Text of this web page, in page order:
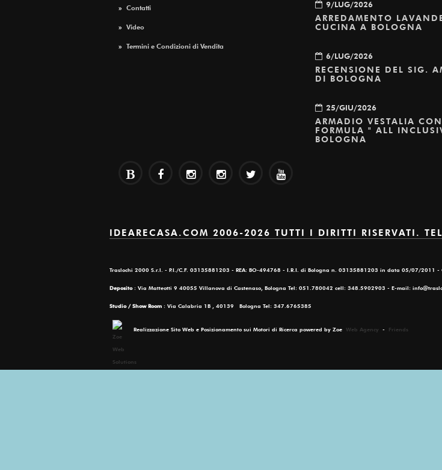
Contatti
Video
» Termini e Condizioni di Vendita
9/LUG/2026
ARREDAMENTO
CUCINA A BOLOGNA
6/LUG/2026
RECENSIONE DEL SIG.
DI BOLOGNA
25/GIU/2026
ARMADIO VESTALIA CON
FORMULA " ALL
BOLOGNA
IDEARECASA.COM 2006-2026 TUTTI I DIRITTI RISERVATI.
Traslochi 2000 S.r.l. - P.I./C.F. 03135881203 - REA: BO-494768 - I.R.I. di Bologna n. 03135881203 in data 05/07/2011 -
Deposito : Via Matteotti 9 40055 Villanova di Castenaso, Bologna Tel: 051.780042 cell: 348.5902903 - E-mail:
Studio / Show Room : Via Calabria 1B , 40139 Bologna Tel: 347.6765385
Realizzazione Sito Web e Posizionamento sui Motori di Ricerca powered by Zoe Web Agency Friends